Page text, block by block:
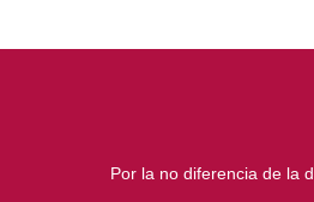
Por la no diferencia de la